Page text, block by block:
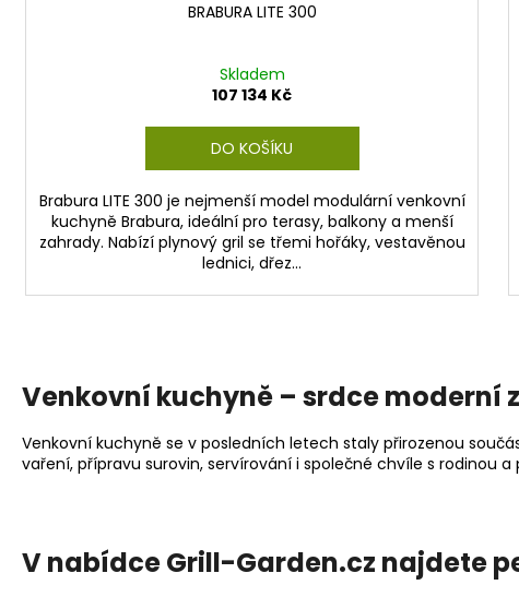
BRABURA LITE 300
Skladem
107 134 Kč
DO KOŠÍKU
Brabura LITE 300 je nejmenší model modulární venkovní
kuchyně Brabura, ideální pro terasy, balkony a menší
zahrady. Nabízí plynový gril se třemi hořáky, vestavěnou
lednici, dřez...
Venkovní kuchyně – srdce moderní
Venkovní kuchyně se v posledních letech staly přirozenou
vaření, přípravu surovin, servírování i společné chvíle s rodinou a
V nabídce Grill-Garden.cz najdete